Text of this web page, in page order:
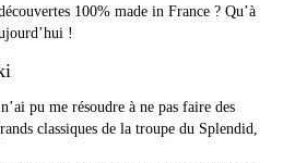
100% made in France ? Qu’à
!
pu me résoudre à ne pas faire des
classiques de la troupe du Splendid,